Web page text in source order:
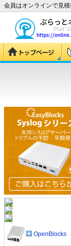
会員はオンラインで見
OpenBlocks